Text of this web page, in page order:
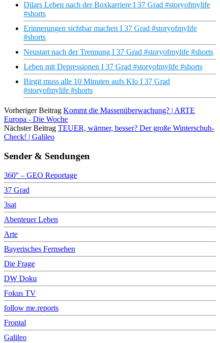
Dilars Leben nach der Boxkarriere I 37 Grad #storyofmylife
#shorts
Erinnerungen sichtbar machen I 37 Grad #storyofmylife
#shorts
Neustart nach der Trennung I 37 Grad #storyofmylife #shorts
Leben mit Depressionen I 37 Grad #storyofmylife #shorts
Birgit muss alle 10 Minuten aufs Klo I 37 Grad
#storyofmylife #shorts
Vorheriger Beitrag Kommt die Massenüberwachung? | ARTE
Europa - Die Woche
Nächster Beitrag TEUER, wärmer, besser? Der große Winterschuh-
Check! | Galileo
Sender & Sendungen
360° – GEO Reportage
37 Grad
3sat
Abenteuer Leben
Arte
Bayerisches Fernsehen
Die Frage
DW Doku
Fokus TV
follow me.reports
Frontal
Galileo